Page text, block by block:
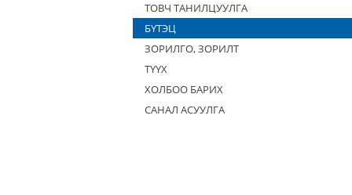
ТОВЧ ТАНИЛЦУУЛГА
БҮТЭЦ
ЗОРИЛГО, ЗОРИЛТ
ТҮҮХ
ХОЛБОО БАРИХ
САНАЛ АСУУЛГА